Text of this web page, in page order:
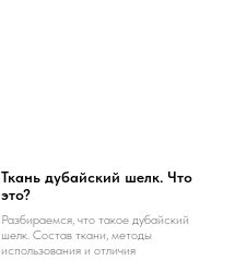
Ткань дубайский шелк. Что
это?
Разбираемся, что такое дубайский
шелк. Состав ткани, методы
использования и отличия